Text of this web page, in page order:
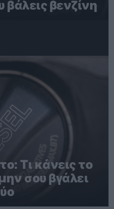
βάλεις βενζίνη
Τι κάνεις το
σου βγάλει